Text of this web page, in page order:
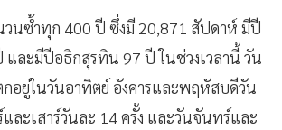
วนซ้ำทุก 400 ปี ซึ่งมี 20,871 สัปดาห์ มีปี
ละมีปีอธิกสุรทิน 97 ปี ในช่วงเวลานี้ วัน
อยู่ในวันอาทิตย์ อังคารและพฤหัสบดีวัน
และเสาร์วันละ 14 ครั้ง และวันจันทร์และ